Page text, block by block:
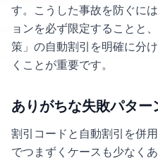
す。こうした事故を防ぐに
ョンを必ず限定することと
策」の自動割引を明確に分
くことが重要です。
ありがちな失敗パター
割引コードと自動割引を併
でつまずくケースも少なく